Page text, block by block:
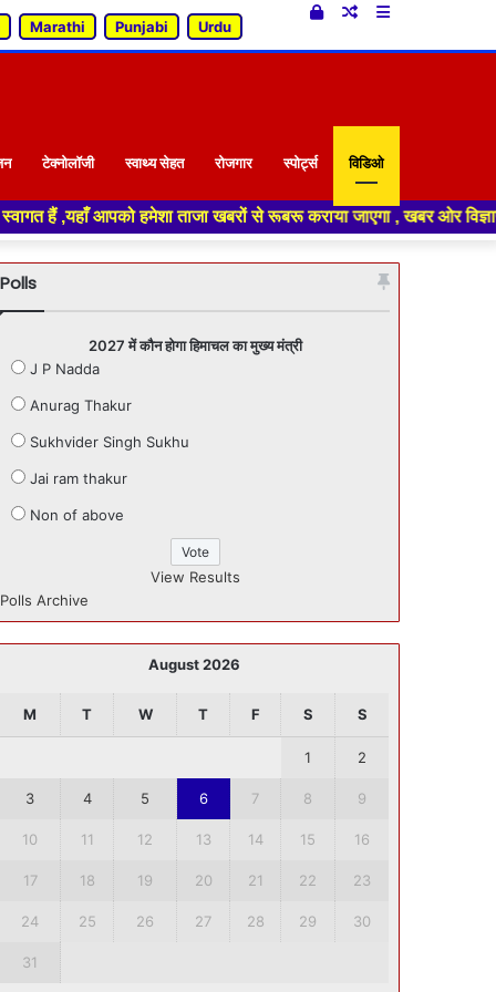
Marathi Punjabi Urdu
Sidebar
Random
Log
टेक्नोलॉजी स्वाथ्य सेहत रोजगार स्पोर्ट्स विडिओ
ताजा खबरों से रूबरू कराया जाएगा , खबर ओर विज्ञापन के लिए संपर्क
Polls
2027 में कौन होगा हिमाचल का मुख्य मंत्री
J P Nadda
Anurag Thakur
Sukhvider Singh Sukhu
Jai ram thakur
Non of above
View Results
Polls Archive
August 2026
M T W T F S S
1 2
3 4 5 6 7 8 9
10 11 12 13 14 15 16
17 18 19 20 21 22 23
24 25 26 27 28 29 30
31